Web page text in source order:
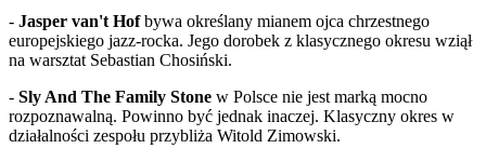
- Jasper van't Hofbywa określany mianem ojca chrzestnego
europejskiego jazz-rocka. Jego dorobek z klasycznego okresu wziął
na warsztat Sebastian Chosiński.
- Sly And The Family Stone w Polsce nie jest marką mocno
rozpoznawalną. Powinno być jednak inaczej. Klasyczny okres w
działalności zespołu przybliża Witold Zimowski.